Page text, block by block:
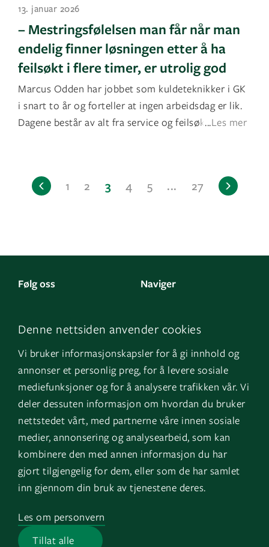
Denne nettsiden anvender cookies
Vi bruker informasjonskapsler for å gi innhold og
annonser et personlig preg, for å levere sosiale
mediefunksjoner og for å analysere trafikken vår. Vi
deler dessuten informasjon om hvordan du bruker
nettstedet vårt, med partnerne våre innen sosiale
medier, annonsering og analysearbeid, som kan
kombinere den med annen informasjon du har
gjort tilgjengelig for dem, eller som de har samlet
inn gjennom din bruk av tjenestene deres.
Tillat alle
Les om personvern
13. januar 2026
– Mestringsfølelsen man får når man
endelig finner løsningen etter å ha
feilsøkt i flere timer, er utrolig god
Marcus Odden har jobbet som kuldeteknikker i GK
i snart to år og forteller at ingen arbeidsdag er lik.
Dagene består av alt fra service og feilsøking ti
...Les mer
1 2 3 4 5 ... 27
Følg oss
Facebook
Instagram
YouTube
Naviger
Om oss
GK Sverige
GK Danmark
Snarveier
Fakturainformasjon
HMS
Jobb i GK
Logg inn
Mine bygg
EOS